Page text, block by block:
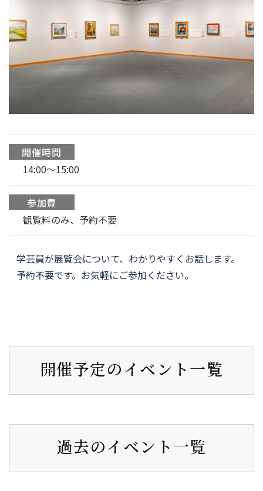
開催時間
14:00〜15:00
参加費
観覧料のみ、予約不要
学芸員が展覧会について、わかりやすくお話します。
予約不要です。お気軽にご参加ください。
開催予定のイベント一覧
過去のイベント一覧